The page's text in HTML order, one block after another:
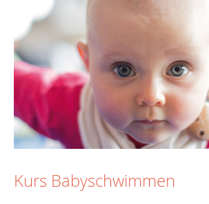
Kurs Babyschwimmen